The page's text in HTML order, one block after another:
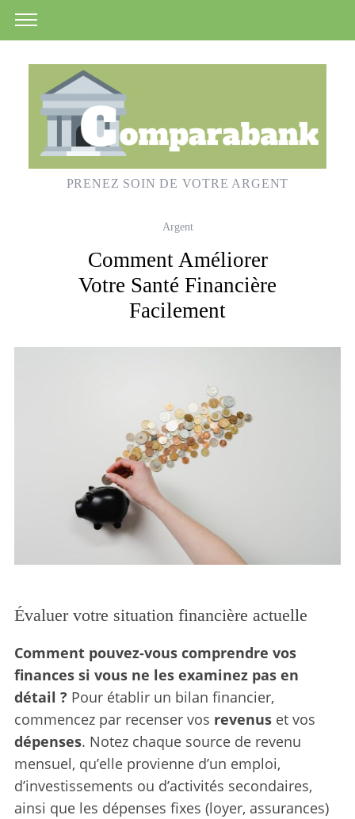
PRENEZ SOIN DE VOTRE ARGENT
Argent
Comment Améliorer
Votre Santé Financière
Facilement
Évaluer votre situation financière actuelle
Comment pouvez-vous comprendre vos
finances si vous ne les examinez pas en
détail ? Pour établir un bilan financier,
commencez par recenser vos revenuset vos
dépenses. Notez chaque source de revenu
mensuel, qu’elle provienne d’un emploi,
d’investissements ou d’activités secondaires,
ainsi que les dépenses fixes (loyer, assurances)